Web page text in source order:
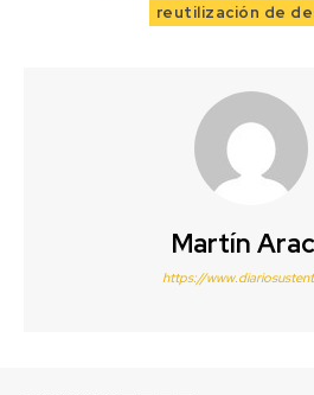
reutilización de
Martín
https://